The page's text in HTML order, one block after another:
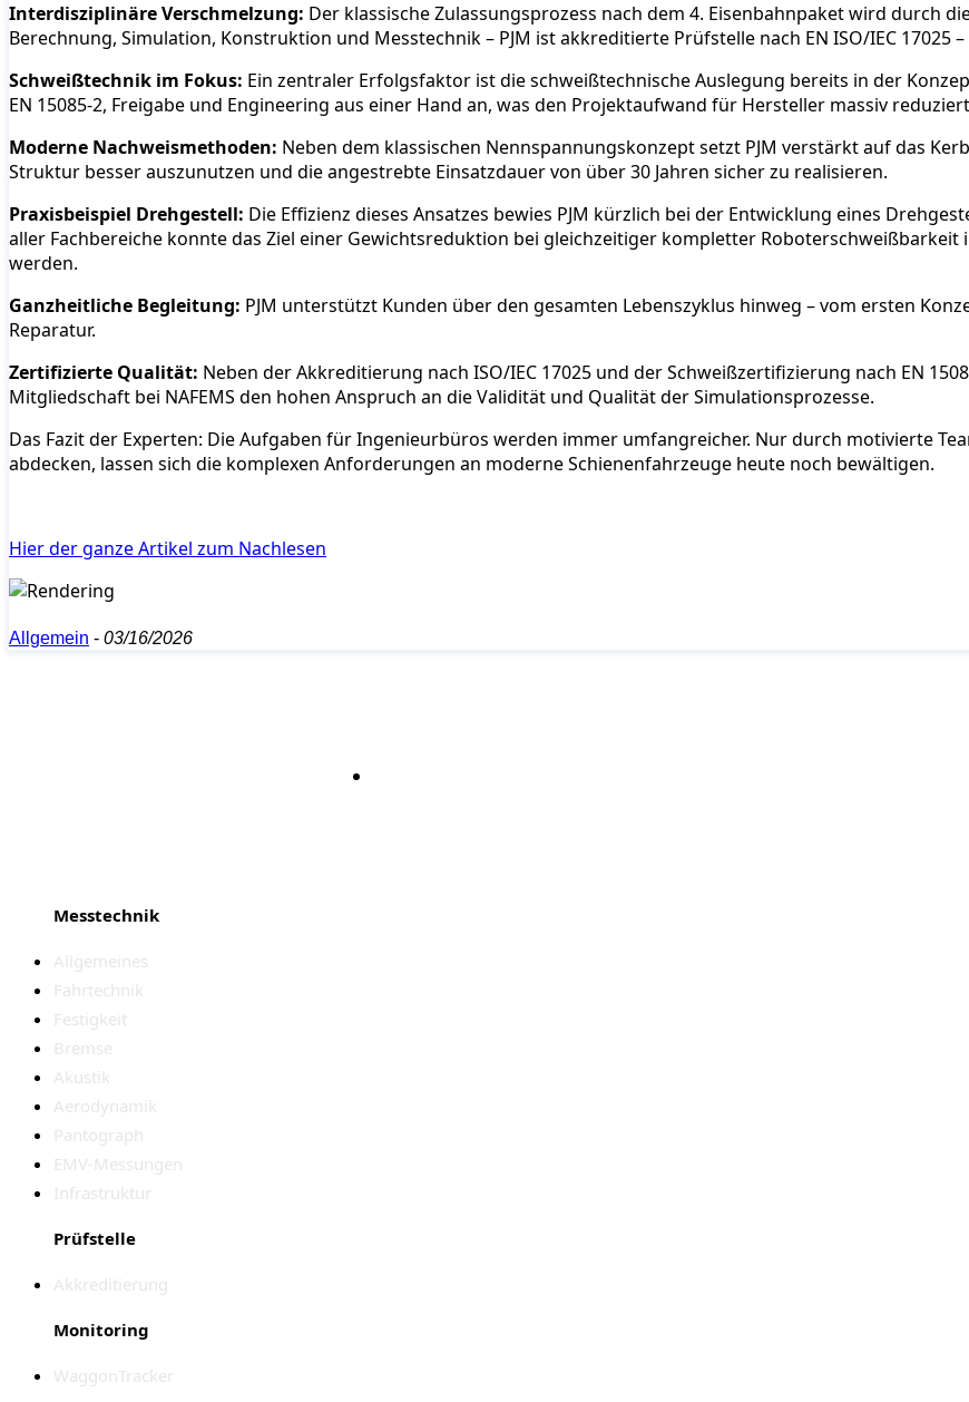
Interdisziplinäre Verschmelzung: Der klassische Zulassungsprozess nach dem 4. Eisenbahnpaket wird durch
Berechnung, Simulation, Konstruktion und Messtechnik – PJM ist akkreditierte Prüfstelle nach EN ISO/IEC 17025
Schweißtechnik im Fokus: Ein zentraler Erfolgsfaktor ist die schweißtechnische Auslegung bereits in der
EN 15085-2, Freigabe und Engineering aus einer Hand an, was den Projektaufwand für Hersteller massiv
Moderne Nachweismethoden: Neben dem klassischen Nennspannungskonzept setzt PJM verstärkt auf das
Struktur besser auszunutzen und die angestrebte Einsatzdauer von über 30 Jahren sicher zu realisieren.
Praxisbeispiel Drehgestell: Die Effizienz dieses Ansatzes bewies PJM kürzlich bei der Entwicklung eines
aller Fachbereiche konnte das Ziel einer Gewichtsreduktion bei gleichzeitiger kompletter
werden.
Ganzheitliche Begleitung: PJM unterstützt Kunden über den gesamten Lebenszyklus hinweg – vom ersten
Reparatur.
Zertifizierte Qualität: Neben der Akkreditierung nach ISO/IEC 17025 und der Schweißzertifizierung nach EN
Mitgliedschaft bei NAFEMS den hohen Anspruch an die Validität und Qualität der Simulationsprozesse.
Das Fazit der Experten: Die Aufgaben für Ingenieurbüros werden immer umfangreicher. Nur durch motivierte
abdecken, lassen sich die komplexen Anforderungen an moderne Schienenfahrzeuge heute noch bewältigen.
Hier der ganze Artikel zum Nachlesen
Allgemein - 03/16/2026
Messtechnik
Allgemeines
Fahrtechnik
Festigkeit
Bremse
Akustik
Aerodynamik
Pantograph
EMV-Messungen
Infrastruktur
Prüfstelle
Akkreditierung
Monitoring
WaggonTracker